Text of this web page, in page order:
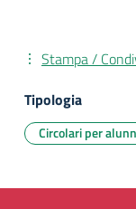
Stampa /
Tipologia
Circolari per